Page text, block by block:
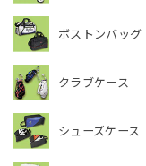
ボストンバッグ
クラブケース
シューズケース